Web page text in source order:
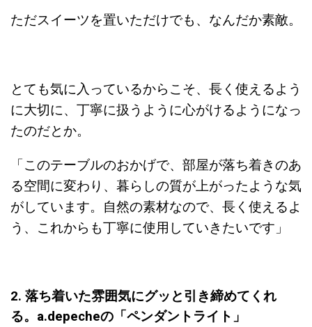
ただスイーツを置いただけでも、なんだか素敵。
とても気に入っているからこそ、長く使えるよう
に大切に、丁寧に扱うように心がけるようになっ
たのだとか。
「このテーブルのおかげで、部屋が落ち着きのあ
る空間に変わり、暮らしの質が上がったような気
がしています。自然の素材なので、長く使えるよ
う、これからも丁寧に使用していきたいです」
2. 落ち着いた雰囲気にグッと引き締めてくれ
る。a.depecheの「ペンダントライト」